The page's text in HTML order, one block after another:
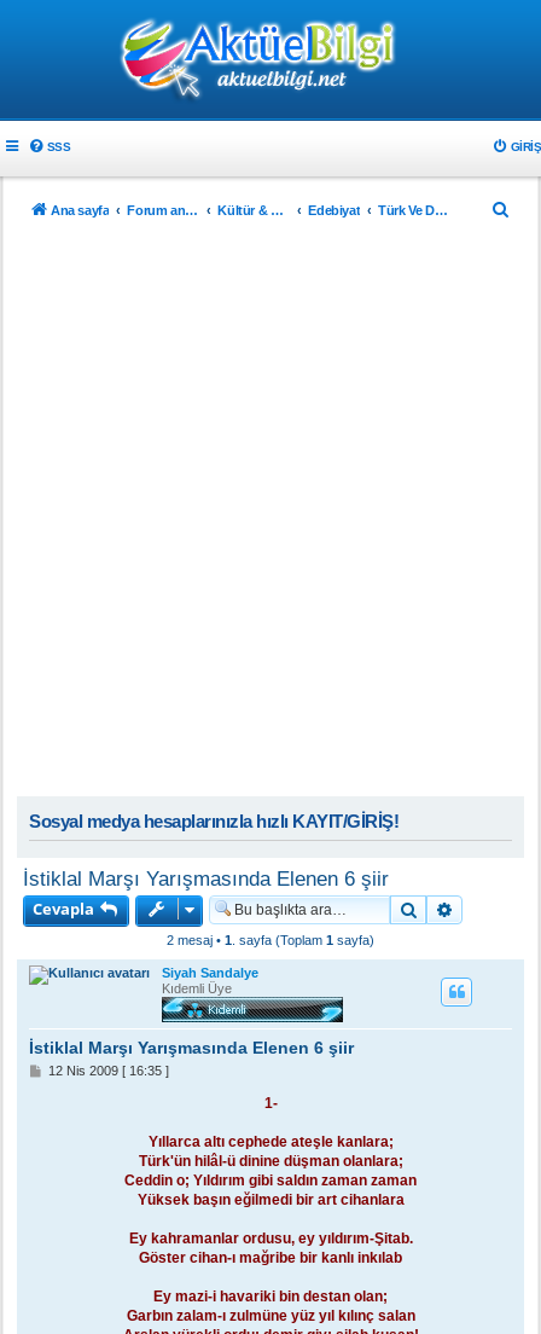
SSS GIRIŞ
Ana sayfa Forum ana sayfa Kültür & Sanat Edebiyat Türk Ve Dünya Edebiyatı
Sosyal medya hesaplarınızla hızlı KAYIT/GİRİŞ!
İstiklal Marşı Yarışmasında Elenen 6 şiir
Cevapla
Ara
2 mesaj • 1 . sayfa (Toplam 1 sayfa)
Siyah Sandalye
Kıdemli Üye
İstiklal Marşı Yarışmasında Elenen 6 şiir
M12 Nis 2009 [ 16:35 ]
1-
Yıllarca altı cephede ateşle kanlara;
Türk'ün hilâl-ü dinine düşman olanlara;
Ceddin o; Yıldırım gibi saldın zaman zaman
Yüksek başın eğilmedi bir art cihanlara
Ey kahramanlar ordusu, ey yıldırım-Şitab.
Göster cihan-ı mağribe bir kanlı inkılab
Ey mazi-i havariki bin destan olan;
Garbın zalam-ı zulmüne yüz yıl kılınç salan